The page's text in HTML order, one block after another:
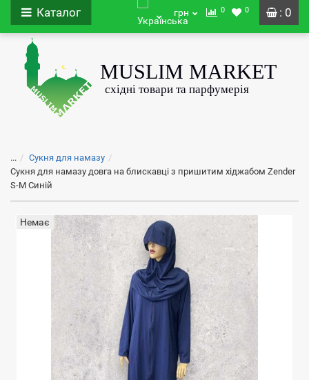
: 0
Каталог грн 0 0
...
Сукня для намазу
Сукня для намазу довга на блискавці з пришитим хіджабом Zender
S-M Синій
Немає